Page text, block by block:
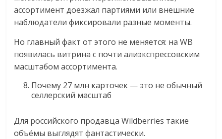
ассортимент доезжал партиями или внешние
наблюдатели фиксировали разные моменты.
Но главный факт от этого не меняется: на WB
появилась витрина с почти алиэкспрессовским
масштабом ассортимента.
Почему 27 млн карточек — это не обычный
селлерский масштаб
Для российского продавца Wildberries такие
объёмы выглядят фантастически.